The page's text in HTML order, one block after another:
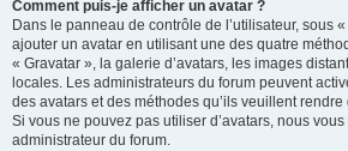
Comment puis-je afficher un avatar ?
Dans le panneau de contrôle de l’utilisateur, sous
ajouter un avatar en utilisant une des quatre
« Gravatar », la galerie d’avatars, les images
locales. Les administrateurs du forum peuvent
des avatars et des méthodes qu’ils veuillent
Si vous ne pouvez pas utiliser d’avatars, nous
administrateur du forum.